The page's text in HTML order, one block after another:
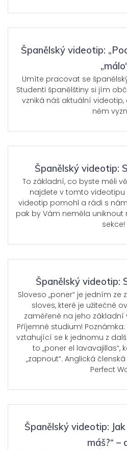
Španělský videotip:
Umíte pracovat se
Studenti španělštiny si jím
vzniká náš aktuální
něm
Španělský videotip:
To základní, co byste měli
najdete v tomto videotipu
videotip pomohl a rádi s
pak by Vám neměla uniknout
sekce!
Španělský videotip:
Sloveso „poner“ je jedním
sloves, které je užitečné
zaměřené na jeho
Příjemné studium!
vztahující se k jednomu z
to „poner el lavavajillas“,
„zapnout“. Anglická
Perfect
Španělský videotip:
máš?“ –